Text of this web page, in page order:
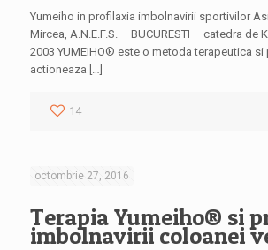
Yumeiho in profilaxia imbolnavirii sportivilor
Mircea, A.N.E.F.S. – BUCURESTI – catedra de
2003 YUMEIHO® este o metoda terapeutica
actioneaza […]
14
octombrie 27, 2016
Terapia Yumeiho® si
imbolnavirii coloanei